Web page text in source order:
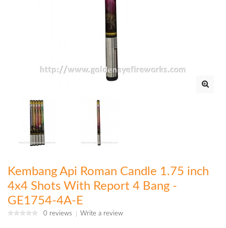
Kembang Api Roman Candle 1.75 inch
4x4 Shots With Report 4 Bang -
GE1754-4A-E
0 reviews Write a review